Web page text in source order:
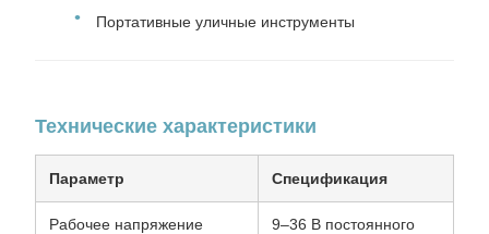
Портативные уличные инструменты
Технические характеристики
Параметр Спецификация
Рабочее напряжение
9–36 В постоянного